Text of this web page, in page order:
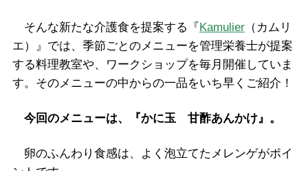
そんな新たな介護食を提案する『 Kamulier（カムリ
エ）』では、季節ごとのメニューを管理栄養士が提案
する料理教室や、ワークショップを毎月開催していま
す。そのメニューの中からの一品をいち早くご紹介！
今回のメニューは、『かに玉 甘酢あんかけ』。
卵のふんわり食感は、よく泡立てたメレンゲがポイ